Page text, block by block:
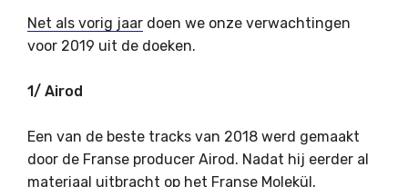
Net als vorig jaar doen we onze verwachtingen
voor 2019 uit de doeken.
1/ Airod
Een van de beste tracks van 2018 werd gemaakt
door de Franse producer Airod. Nadat hij eerder al
materiaal uitbracht op het Franse Molekül,